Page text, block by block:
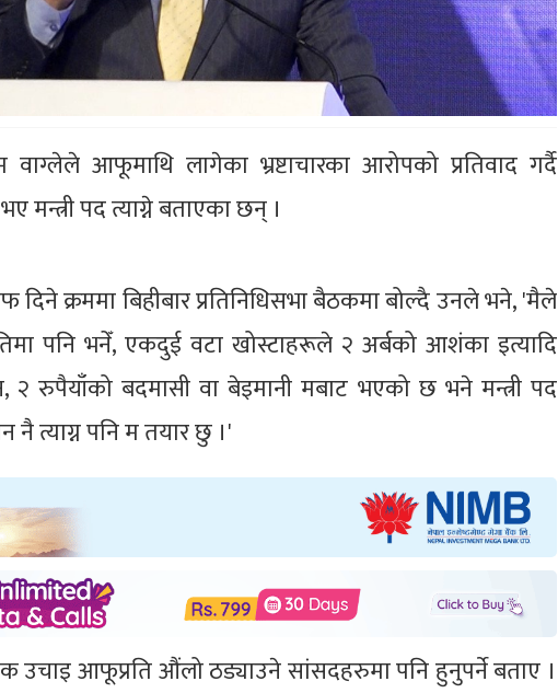
वाग्लेले आफूमाथि लागेका भ्रष्टाचारका आरोपको प्रतिवाद गर्दै
मन्त्री पद त्याग्ने बताएका छन् ।
दिने क्रममा बिहीबार प्रतिनिधिसभा बैठकमा बोल्दै उनले भने, 'मैले
पनि भनेँ, एकदुई वटा खोस्टाहरूले २ अर्बको आशंका इत्यादि
रुपैयाँको बदमासी वा बेइमानी मबाट भएको छ भने मन्त्री पद
नै त्याग्न पनि म तयार छु ।'
आफूप्रति औंलो ठड्याउने सांसदहरुमा पनि हुनुपर्ने बताए ।